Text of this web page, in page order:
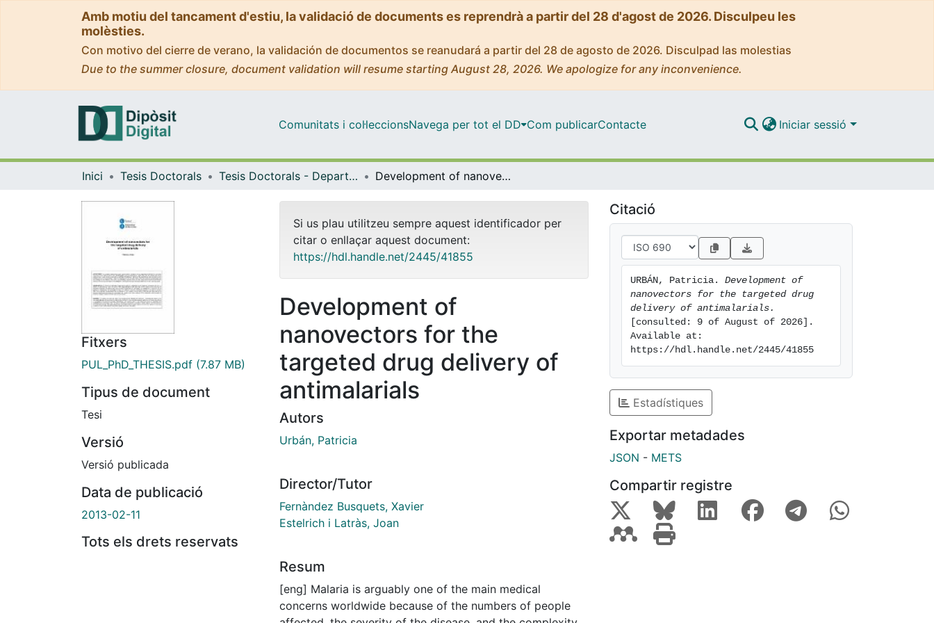
Amb motiu del tancament d'estiu, la validació de documents es reprendrà a partir del 28 d'agost de 2026. Disculpeu les
molèsties.
Con motivo del cierre de verano, la validación de documentos se reanudará a partir del 28 de agosto de 2026. Disculpad las molestias
Due to the summer closure, document validation will resume starting August 28, 2026. We apologize for any inconvenience.
Comunitats i col·leccionsNavega per tot el DD Com publicarContacte Iniciar sessió
Inici Tesis Doctorals Tesis Doctorals - Departament - Físicoquímica Development of nanovectors for the targeted drug delivery of antimalarials
Fitxers
PUL_PhD_THESIS.pdf (7.87 MB)
Tipus de document
Tesi
Versió
Versió publicada
Data de publicació
2013-02-11
Tots els drets reservats
Si us plau utilitzeu sempre aquest identificador per
citar o enllaçar aquest document:
https://hdl.handle.net/2445/41855
Development of
nanovectors for the
targeted drug delivery of
antimalarials
Autors
Urbán, Patricia
Director/Tutor
Fernàndez Busquets, Xavier
Estelrich i Latràs, Joan
Resum
[eng] Malaria is arguably one of the main medical
concerns worldwide because of the numbers of people
Citació
URBÁN, Patricia. Development of
nanovectors for the targeted drug
delivery of antimalarials.
[consulted: 9 of August of 2026].
Available at:
https://hdl.handle.net/2445/41855
Estadístiques
Exportar metadades
JSON - METS
Compartir registre